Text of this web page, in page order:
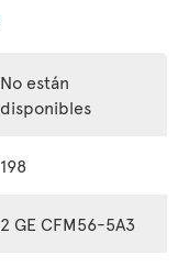
No están
disponibles
198
2 GE CFM56-5A3